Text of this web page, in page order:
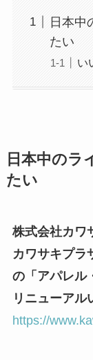
日本中
たい
い
日本中のラ
たい
株式会社カワ
カワサキプラ
の「アパレル
リニューアル
https://